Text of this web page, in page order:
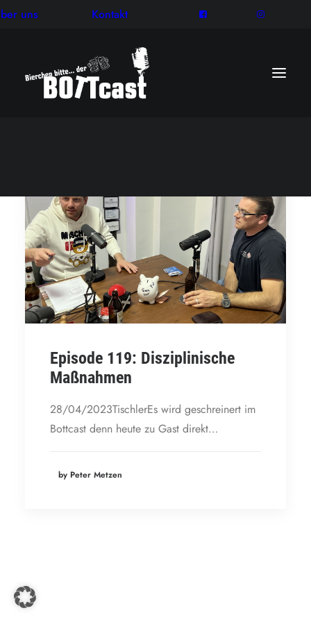
uns Kontakt
Episode 119: Disziplinische
Maßnahmen
28/04/2023TischlerEs wird geschreinert im
Bottcast denn heute zu Gast direkt…
by Peter Metzen